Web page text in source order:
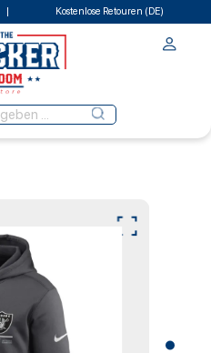
Kostenlose Retouren (DE)